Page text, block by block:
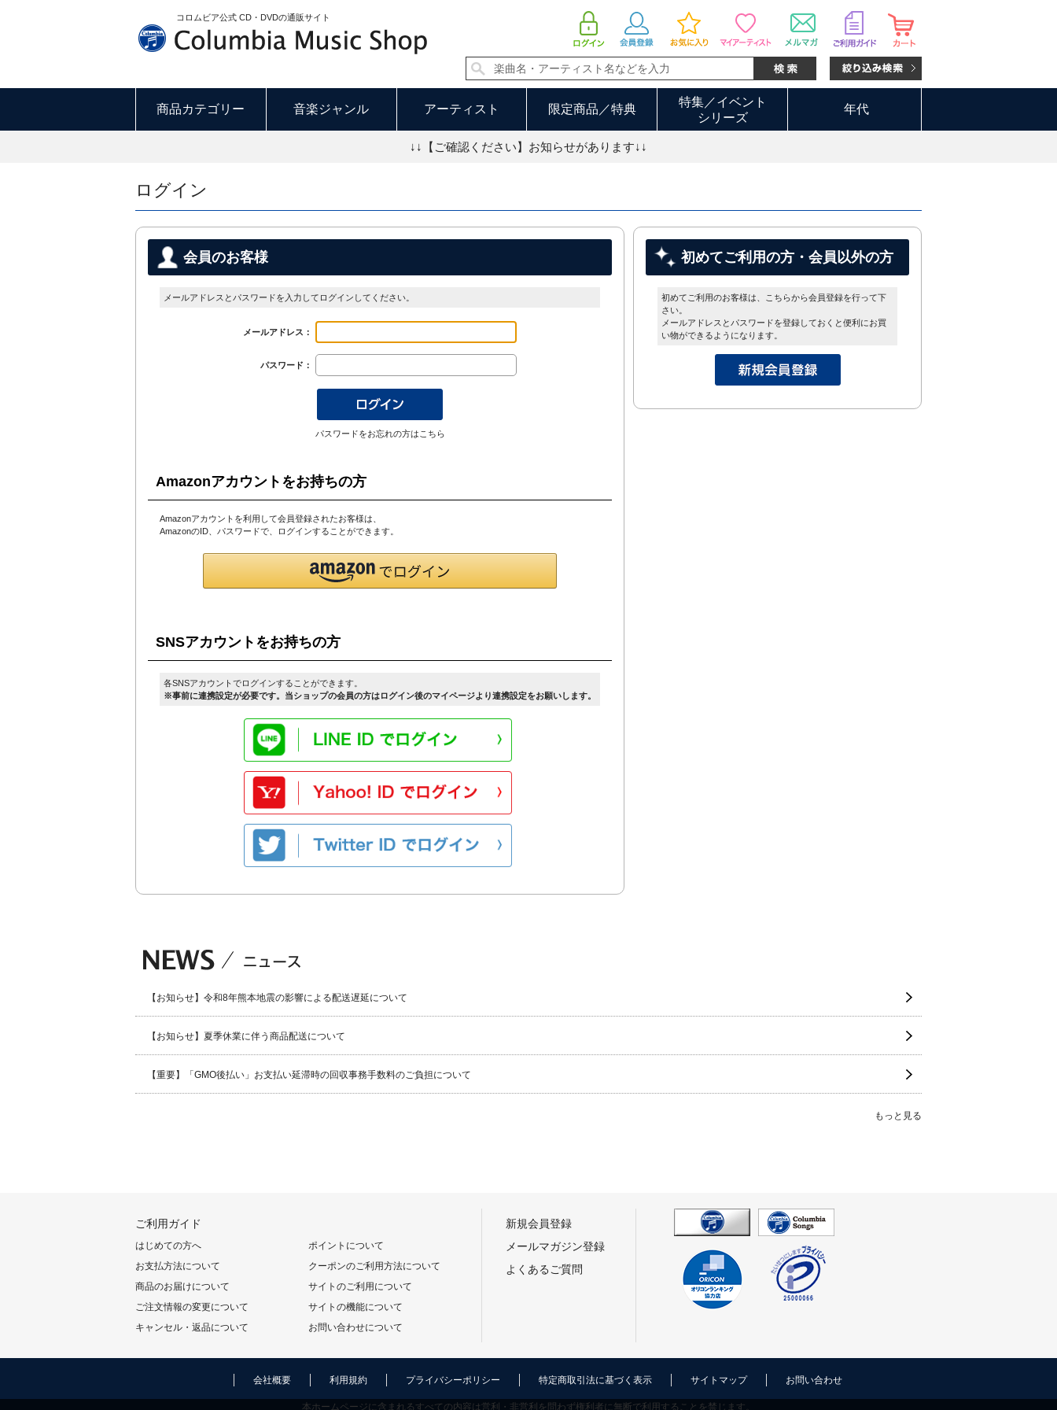
コロムビア公式 CD・DVDの通販サイト
商品カテゴリー 音楽ジャンル アーティスト 限定商品／特典
特集／イベント
シリーズ
年代
↓↓【ご確認ください】お知らせがあります↓↓
ログイン
会員のお客様
メールアドレスとパスワードを入力してログインしてください。
メールアドレス：
パスワード：
パスワードをお忘れの方はこちら
Amazonアカウントをお持ちの方
Amazonアカウントを利用して会員登録されたお客様は、
AmazonのID、パスワードで、ログインすることができます。
SNSアカウントをお持ちの方
各SNSアカウントでログインすることができます。
※事前に連携設定が必要です。当ショップの会員の方はログイン後のマイページより連携設定をお願いします。
初めてご利用の方・会員以外の方
初めてご利用のお客様は、こちらから会員登録を行って下
さい。
メールアドレスとパスワードを登録しておくと便利にお買
い物ができるようになります。
【お知らせ】令和8年熊本地震の影響による配送遅延について
【お知らせ】夏季休業に伴う商品配送について
【重要】「GMO後払い」お支払い延滞時の回収事務手数料のご負担について
もっと見る
ご利用ガイド
はじめての方へ
お支払方法について
商品のお届けについて
ご注文情報の変更について
キャンセル・返品について
ポイントについて
クーポンのご利用方法について
サイトのご利用について
サイトの機能について
お問い合わせについて
新規会員登録
メールマガジン登録
よくあるご質問
会社概要 利用規約 プライバシーポリシー 特定商取引法に基づく表示 サイトマップ お問い合わせ
本ホームページに含まれるすべての内容は営利・非営利を問わず権利者に無断で利用することを禁じます。